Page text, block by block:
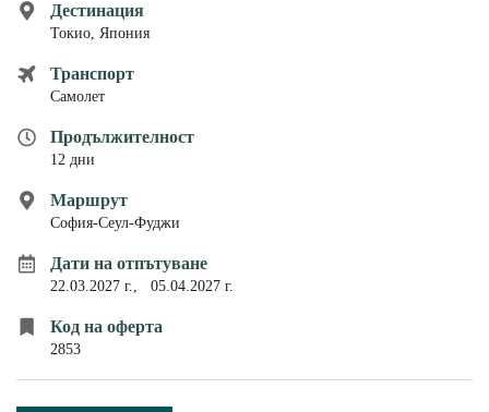
За нас
Документи
Банкови реквизити
Дестинация
Токио, Япония
Транспорт
Самолет
Продължителност
12 дни
Маршрут
София-Сеул-Фуджи
Дати на отпътуване
22.03.2027 г., 05.04.2027 г.
Код на оферта
2853